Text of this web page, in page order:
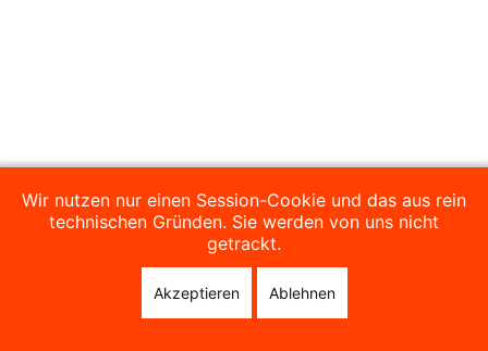
Wir nutzen nur einen Session-Cookie und das aus rein
technischen Gründen. Sie werden von uns nicht
getrackt.
Akzeptieren Ablehnen